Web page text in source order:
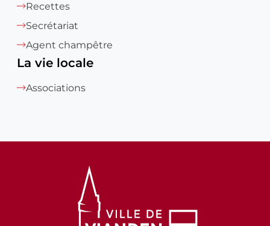
Recettes
Secrétariat
Agent champêtre
La vie locale
Associations